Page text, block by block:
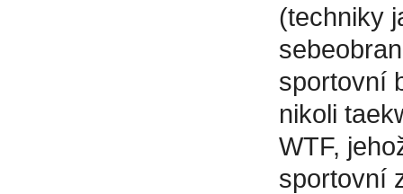
(techniky
sportovní
nikoli
WTF,
sportovní